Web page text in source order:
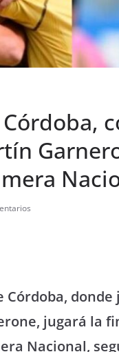
Córdoba,
jugará la
Nacional,